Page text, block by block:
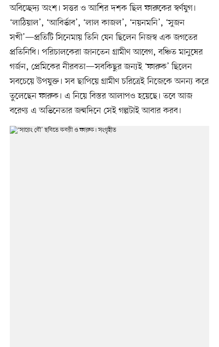
অবিচ্ছেদ্য অংশ। সত্তর ও আশির দশক ছিল ফারুকের স্বর্ণযুগ।
‘লাঠিয়াল’, ‘আবির্ভাব’, ‘লাল কাজল’, ‘নয়নমনি’, ‘সুজন
সখী’—প্রতিটি সিনেমায় তিনি যেন ছিলেন নিজস্ব এক জগতের
প্রতিনিধি। পরিচালকেরা জানতেন গ্রামীণ আবেগ, বঞ্চিত মানুষের
গর্জন, প্রেমিকের নীরবতা—সবকিছুর জন্যই ‘ফারুক’ ছিলেন
সবচেয়ে উপযুক্ত। সব ছাপিয়ে গ্রামীণ চরিত্রেই নিজেকে অনন্য করে
তুলেছেন ফারুক। এ নিয়ে বিস্তর আলাপও হয়েছে। তবে আজ
বরেণ্য এ অভিনেতার জন্মদিনে সেই গল্পটাই আবার করব।